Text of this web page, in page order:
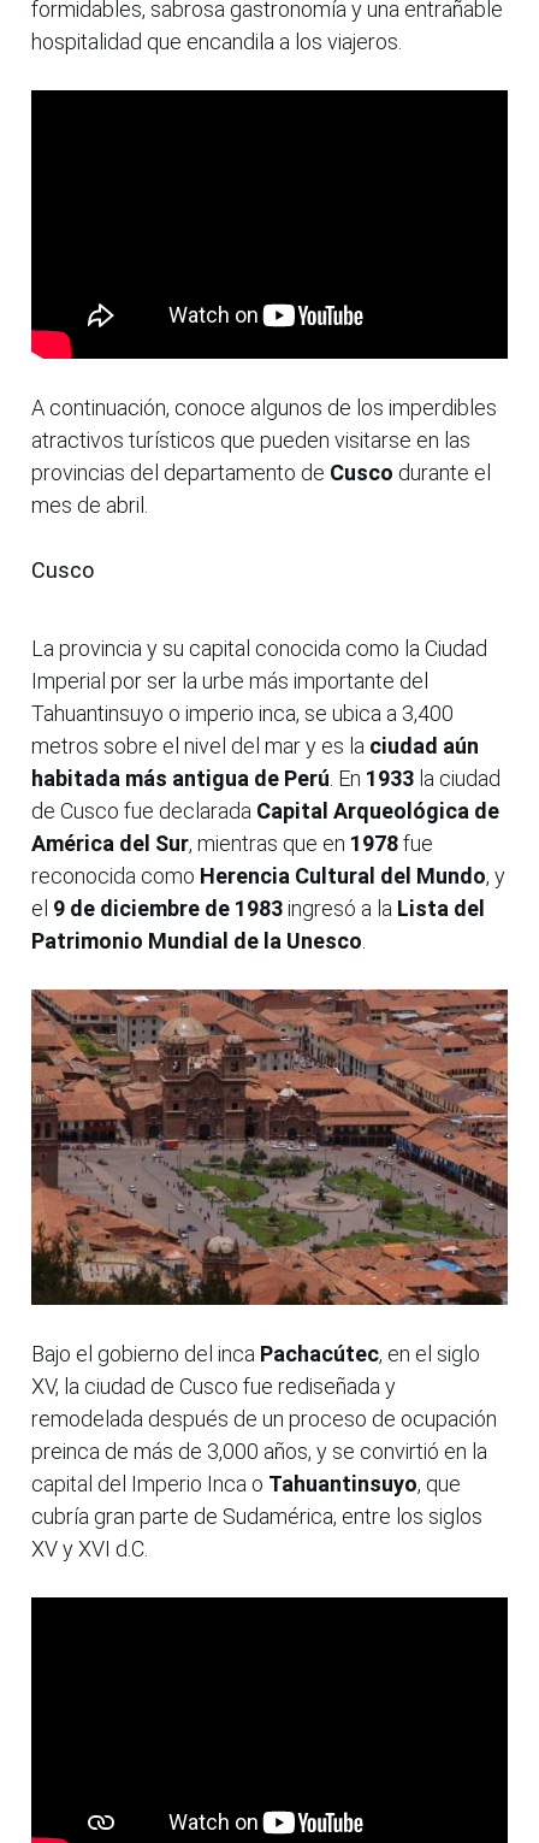
formidables, sabrosa gastronomía y una entrañable
hospitalidad que encandila a los viajeros.
A continuación, conoce algunos de los imperdibles
atractivos turísticos que pueden visitarse en las
provincias del departamento de Cusco durante el
mes de abril.
Cusco
La provincia y su capital conocida como la Ciudad
Imperial por ser la urbe más importante del
Tahuantinsuyo o imperio inca, se ubica a 3,400
metros sobre el nivel del mar y es la ciudad aún
habitada más antigua de Perú. En 1933 la ciudad
de Cusco fue declarada Capital Arqueológica de
América del Sur, mientras que en 1978fue
reconocida como Herencia Cultural del Mundo, y
el 9 de diciembre de 1983ingresó a la Lista del
Patrimonio Mundial de la Unesco.
Bajo el gobierno del inca Pachacútec, en el siglo
XV, la ciudad de Cusco fue rediseñada y
remodelada después de un proceso de ocupación
preinca de más de 3,000 años, y se convirtió en la
capital del Imperio Inca o Tahuantinsuyo, que
cubría gran parte de Sudamérica, entre los siglos
XV y XVI d.C.